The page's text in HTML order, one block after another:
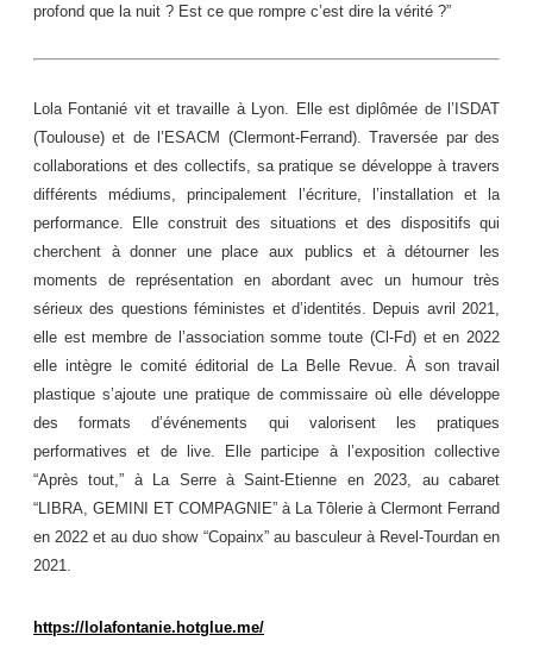
profond que la nuit ? Est ce que rompre c’est dire la vérité ?”
Lola Fontanié vit et travaille à Lyon. Elle est diplômée de l’ISDAT
(Toulouse) et de l’ESACM (Clermont-Ferrand). Traversée par des
collaborations et des collectifs, sa pratique se développe à travers
différents médiums, principalement l’écriture, l’installation et la
performance. Elle construit des situations et des dispositifs qui
cherchent à donner une place aux publics et à détourner les
moments de représentation en abordant avec un humour très
sérieux des questions féministes et d’identités. Depuis avril 2021,
elle est membre de l’association somme toute (Cl-Fd) et en 2022
elle intègre le comité éditorial de La Belle Revue. À son travail
plastique s’ajoute une pratique de commissaire où elle développe
des formats d’événements qui valorisent les pratiques
performatives et de live. Elle participe à l’exposition collective
“Après tout,” à La Serre à Saint-Etienne en 2023, au cabaret
“LIBRA, GEMINI ET COMPAGNIE” à La Tôlerie à Clermont Ferrand
en 2022 et au duo show “Copainx” au basculeur à Revel-Tourdan en
2021.
https://lolafontanie.hotglue.me/